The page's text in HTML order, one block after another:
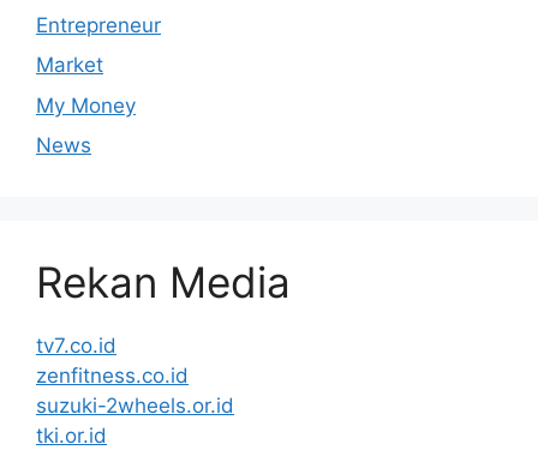
Entrepreneur
Market
My Money
News
Rekan Media
tv7.co.id
zenfitness.co.id
suzuki-2wheels.or.id
tki.or.id